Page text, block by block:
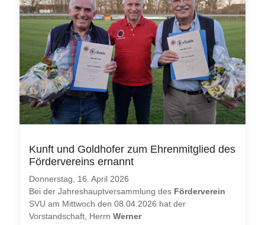
Kunft und Goldhofer zum Ehrenmitglied des
Fördervereins ernannt
Donnerstag, 16. April 2026
Bei der Jahreshauptversammlung des Förderverein
SVU am Mittwoch den 08.04.2026 hat der
Vorstandschaft, HerrnWerner